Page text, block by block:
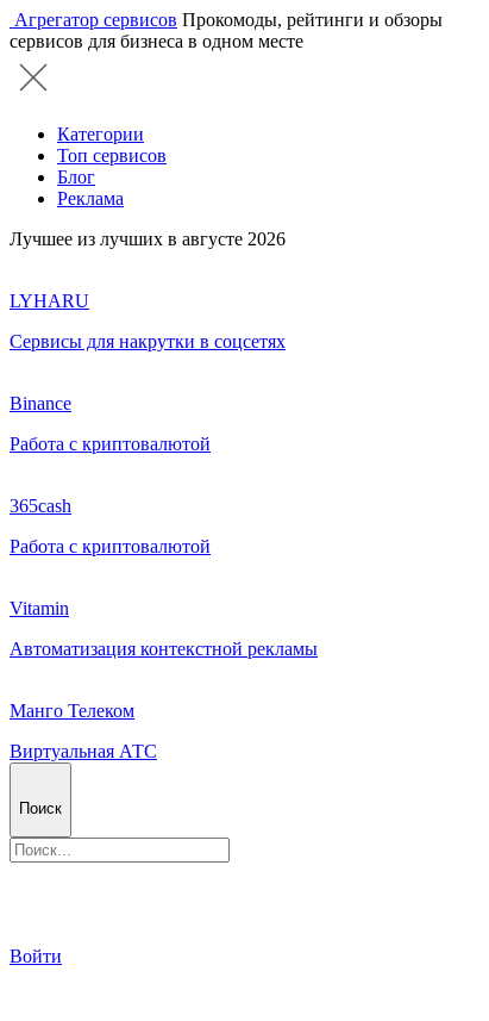
Агрегатор сервисов Прокомоды, рейтинги и обзоры
сервисов для бизнеса в одном месте
Категории
Топ сервисов
Блог
Реклама
Лучшее из лучших в августе 2026
LYHARU
Сервисы для накрутки в соцсетях
Binance
Работа с криптовалютой
365cash
Работа с криптовалютой
Vitamin
Автоматизация контекстной рекламы
Манго Телеком
Виртуальная АТС
Поиск
Войти